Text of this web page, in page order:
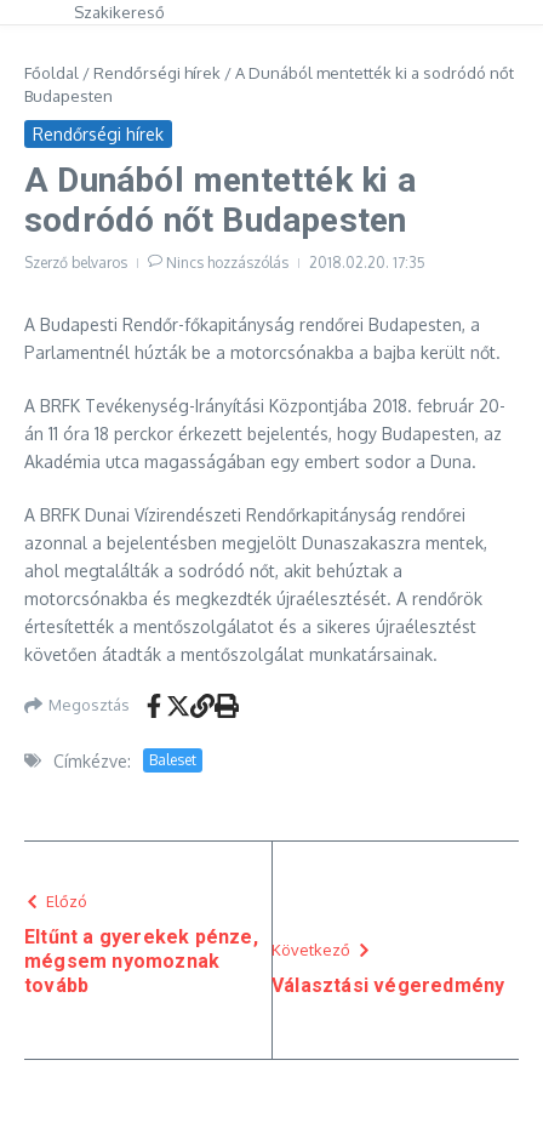
Szakikereső
Főoldal / Rendőrségi hírek /A Dunából mentették ki a sodródó nőt
Budapesten
Rendőrségi hírek
A Dunából mentették ki a
sodródó nőt Budapesten
Szerző belvaros Nincs hozzászólás 2018.02.20. 17:35
A Budapesti Rendőr-főkapitányság rendőrei Budapesten, a
Parlamentnél húzták be a motorcsónakba a bajba került nőt.
A BRFK Tevékenység-Irányítási Központjába 2018. február 20-
án 11 óra 18 perckor érkezett bejelentés, hogy Budapesten, az
Akadémia utca magasságában egy embert sodor a Duna.
A BRFK Dunai Vízirendészeti Rendőrkapitányság rendőrei
azonnal a bejelentésben megjelölt Dunaszakaszra mentek,
ahol megtalálták a sodródó nőt, akit behúztak a
motorcsónakba és megkezdték újraélesztését. A rendőrök
értesítették a mentőszolgálatot és a sikeres újraélesztést
követően átadták a mentőszolgálat munkatársainak.
Megosztás
Címkézve: Baleset
Előzó
Eltűnt a gyerekek pénze,
mégsem nyomoznak
tovább
Következő
Választási végeredmény